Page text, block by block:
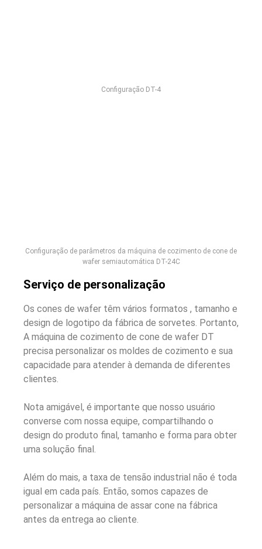
Configuração DT-4
Configuração de parâmetros da máquina de cozimento de cone de
wafer semiautomática DT-24C
Serviço de personalização
Os cones de wafer têm vários formatos , tamanho e
design de logotipo da fábrica de sorvetes. Portanto,
A máquina de cozimento de cone de wafer DT
precisa personalizar os moldes de cozimento e sua
capacidade para atender à demanda de diferentes
clientes.
Nota amigável, é importante que nosso usuário
converse com nossa equipe, compartilhando o
design do produto final, tamanho e forma para obter
uma solução final.
Além do mais, a taxa de tensão industrial não é toda
igual em cada país. Então, somos capazes de
personalizar a máquina de assar cone na fábrica
antes da entrega ao cliente.